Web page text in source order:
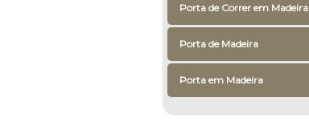
Porta de Correr em Madeira
Porta de Madeira
Porta em Madeira